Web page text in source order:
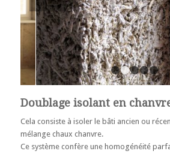
Doublage isolant en
Cela consiste à isoler le bâti ancien ou
mélange chaux chanvre.
Ce système confère une homogénéité